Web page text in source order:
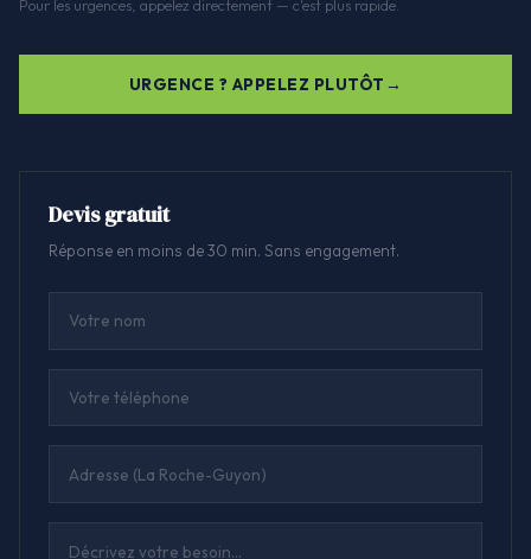
Pour les urgences, appelez directement — c'est plus rapide.
URGENCE ? APPELEZ PLUTÔT
Devis gratuit
Réponse en moins de 30 min. Sans engagement.